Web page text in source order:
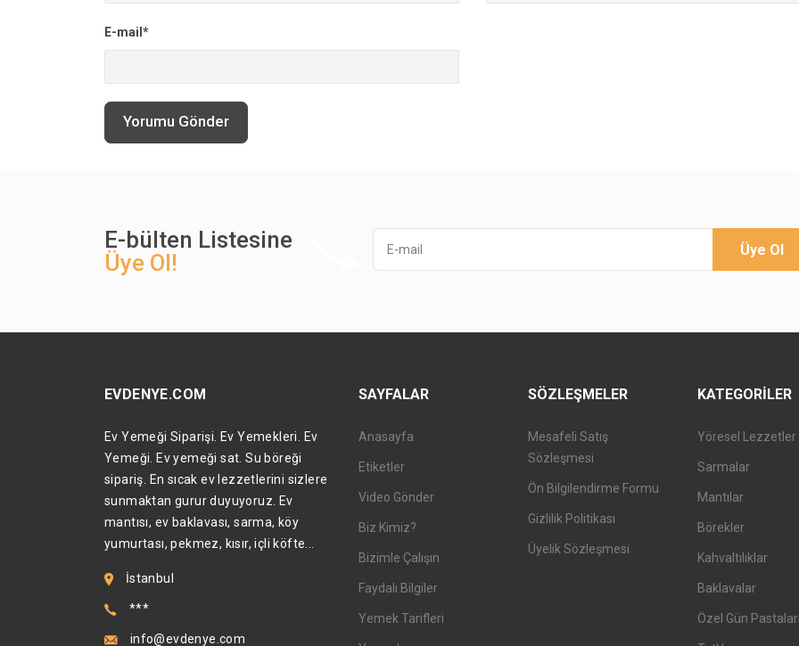
E-mail*
Yorumu Gönder
E-bülten Listesine
Üye Ol!
Üye Ol
EVDENYE.COM
Ev Yemeği Siparişi. Ev Yemekleri. Ev
Yemeği. Ev yemeği sat. Su böreği
sipariş. En sıcak ev lezzetlerini sizlere
sunmaktan gurur duyuyoruz. Ev
mantısı, ev baklavası, sarma, köy
yumurtası, pekmez, kısır, içli köfte...
İstanbul
***
info@evdenye.com
SAYFALAR
Anasayfa
Etiketler
Video Gönder
Biz Kimiz?
Bizimle Çalışın
Faydalı Bilgiler
Yemek Tarifleri
SÖZLEŞMELER
Mesafeli Satış
Sözleşmesi
Ön Bilgilendirme Formu
Gizlilik Politikası
Üyelik Sözleşmesi
KATEGORILER
Yöresel Lezzetler
Sarmalar
Mantılar
Börekler
Kahvaltılıklar
Baklavalar
Özel Gün Pastaları